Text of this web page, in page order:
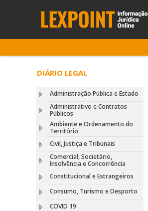
DIÁRIO LEGAL
Administração Pública e Estado
Administrativo e Contratos
Públicos
Ambiente e Ordenamento do
Território
Civil, Justiça e Tribunais
Comercial, Societário,
Insolvência e Concorrência
Constitucional e Estrangeiros
Consumo, Turismo e Desporto
COVID 19